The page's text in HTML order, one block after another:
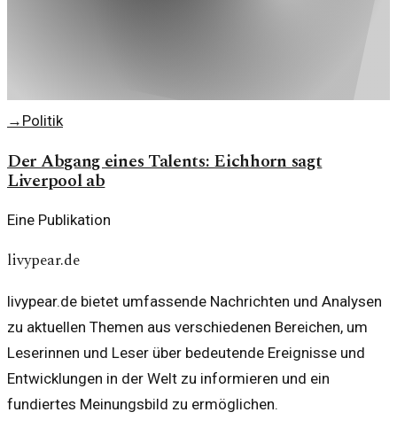
→ Politik
Der Abgang eines Talents: Eichhorn sagt
Liverpool ab
Eine Publikation
livypear.de
livypear.de bietet umfassende Nachrichten und Analysen
zu aktuellen Themen aus verschiedenen Bereichen, um
Leserinnen und Leser über bedeutende Ereignisse und
Entwicklungen in der Welt zu informieren und ein
fundiertes Meinungsbild zu ermöglichen.